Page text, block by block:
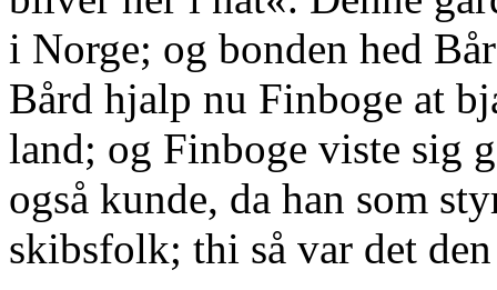
i Norge; og bonden hed
Bård hjalp nu Finboge at
land; og Finboge viste sig
også kunde, da han som
skibsfolk; thi så var det